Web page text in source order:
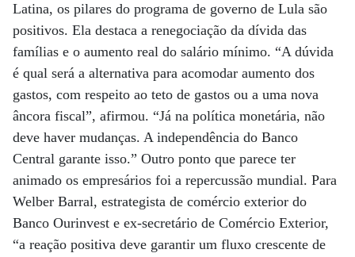
Latina, os pilares do programa de governo de Lula são
positivos. Ela destaca a renegociação da dívida das
famílias e o aumento real do salário mínimo. “A dúvida
é qual será a alternativa para acomodar aumento dos
gastos, com respeito ao teto de gastos ou a uma nova
âncora fiscal”, afirmou. “Já na política monetária, não
deve haver mudanças. A independência do Banco
Central garante isso.” Outro ponto que parece ter
animado os empresários foi a repercussão mundial. Para
Welber Barral, estrategista de comércio exterior do
Banco Ourinvest e ex-secretário de Comércio Exterior,
“a reação positiva deve garantir um fluxo crescente de